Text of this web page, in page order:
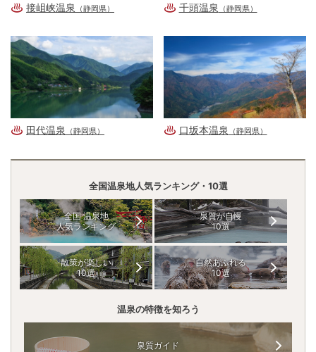
接岨峡温泉 （静岡県） 千頭温泉 （静岡県）
田代温泉 （静岡県） 口坂本温泉 （静岡県）
全国温泉地人気ランキング・10選
全国 温泉地
人気ランキング
泉質が自慢
10選
散策が楽しい
10選
自然あふれる
10選
温泉の特徴を知ろう
泉質ガイド